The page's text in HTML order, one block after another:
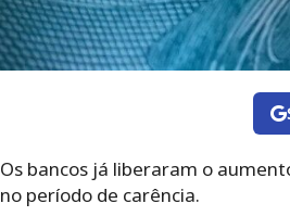
Os bancos já liberaram o
no período de carência.